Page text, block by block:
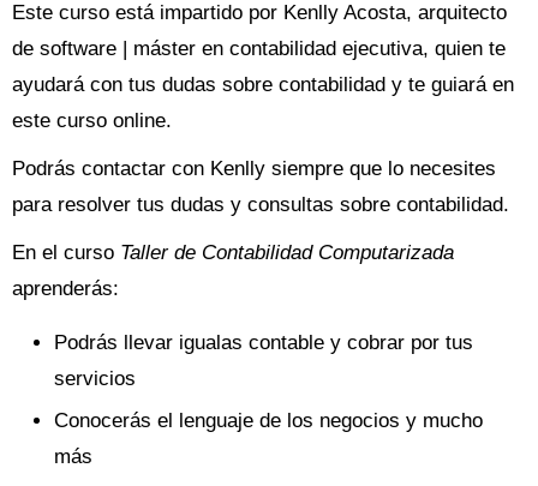
Este curso está impartido por Kenlly Acosta, arquitecto
de software | máster en contabilidad ejecutiva, quien te
ayudará con tus dudas sobre contabilidad y te guiará en
este curso online.
Podrás contactar con Kenlly siempre que lo necesites
para resolver tus dudas y consultas sobre contabilidad.
En el curso Taller de Contabilidad Computarizada
aprenderás:
Podrás llevar igualas contable y cobrar por tus
servicios
Conocerás el lenguaje de los negocios y mucho
más